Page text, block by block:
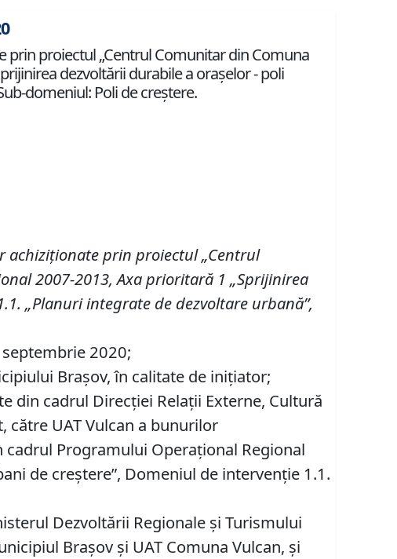
prin proiectul „Centrul Comunitar din Comuna
dezvoltării durabile a oraşelor - poli
domeniul: Poli de creştere.
achiziţionateprin proiectul„Centrul
2007-2013, Axa prioritară 1 „Sprijinirea
„Planuri integrate de dezvoltare urbană”,
2020;
Braşov, în calitate de iniţiator;
din cadrul Direcţiei Relaţii Externe, Cultură
UAT Vulcan a bunurilor
Programului Operaţional Regional
de creştere”, Domeniul de intervenţie 1.1.
Dezvoltării Regionale și Turismului
Brașov și UAT Comuna Vulcan, și